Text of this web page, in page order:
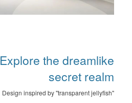
Explore the dreamlike
secret realm
Design inspired by "transparent jellyfish"